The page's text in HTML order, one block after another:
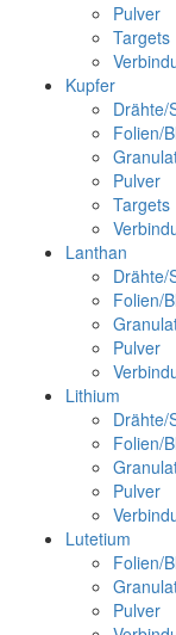
Pulver
Targets
Kupfer
Drähte/
Folien/
Pulver
Targets
Lanthan
Drähte/
Folien/
Pulver
Lithium
Drähte/
Folien/
Pulver
Lutetium
Folien/
Pulver